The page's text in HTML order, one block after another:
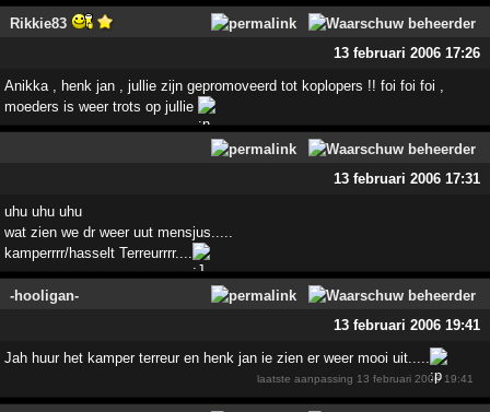
Rikkie83
13 februari 2006 17:26
Anikka , henk jan , jullie zijn gepromoveerd tot koplopers !! foi foi foi ,
moeders is weer trots op jullie
13 februari 2006 17:31
uhu uhu uhu
wat zien we dr weer uut mensjus.....
kamperrrr/hasselt Terreurrrr....
-hooligan-
13 februari 2006 19:41
Jah huur het kamper terreur en henk jan ie zien er weer mooi uit.....
laatste aanpassing 13 februari 2006 19:41